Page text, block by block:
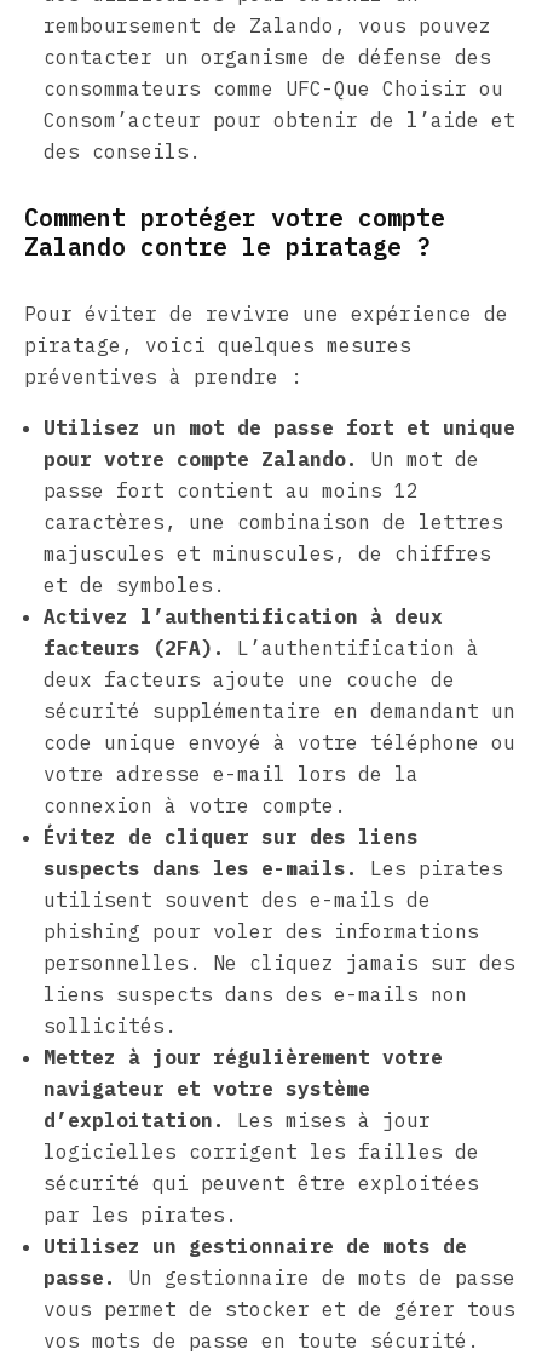
remboursement de Zalando, vous pouvez
contacter un organisme de défense des
consommateurs comme UFC-Que Choisir ou
Consom’acteur pour obtenir de l’aide et
des conseils.
Comment protéger votre compte
Zalando contre le piratage ?
Pour éviter de revivre une expérience de
piratage, voici quelques mesures
préventives à prendre :
Utilisez un mot de passe fort et unique
pour votre compte Zalando.
Un mot de
passe fort contient au moins 12
caractères, une combinaison de lettres
majuscules et minuscules, de chiffres
et de symboles.
Activez l’authentification à deux
facteurs (2FA).
L’authentification à
deux facteurs ajoute une couche de
sécurité supplémentaire en demandant un
code unique envoyé à votre téléphone ou
votre adresse e-mail lors de la
connexion à votre compte.
Évitez de cliquer sur des liens
suspects dans les e-mails.
Les pirates
utilisent souvent des e-mails de
phishing pour voler des informations
personnelles. Ne cliquez jamais sur des
liens suspects dans des e-mails non
sollicités.
Mettez à jour régulièrement votre
navigateur et votre système
d’exploitation.
Les mises à jour
logicielles corrigent les failles de
sécurité qui peuvent être exploitées
par les pirates.
Utilisez un gestionnaire de mots de
passe.
Un gestionnaire de mots de passe
vous permet de stocker et de gérer tous
vos mots de passe en toute sécurité.